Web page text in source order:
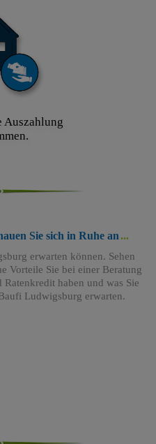
Auszahlung
Sie sich in Ruhe an
erwarten können. Sehen
Vorteile Sie bei einer Beratung
haben und was Sie
Ludwigsburg erwarten.